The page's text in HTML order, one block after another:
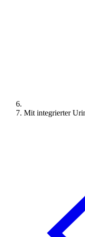
Mit integrierter